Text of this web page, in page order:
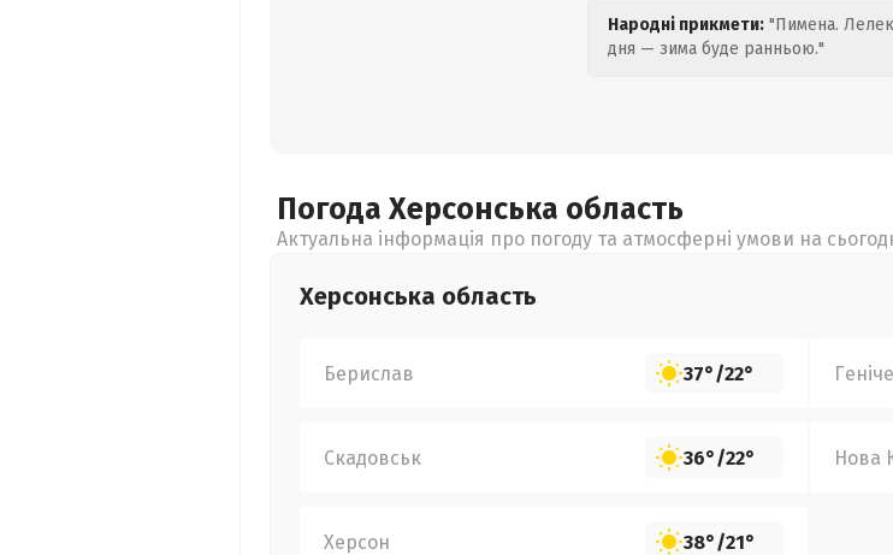
Народні прикмети: "Пимена.
дня — зима буде ранньою."
Погода Херсонська область
Актуальна інформація про погоду та атмосферні умови на
Херсонська область
Берислав 37°/22°
Скадовськ 36°/22° Нова
Херсон 38°/21°